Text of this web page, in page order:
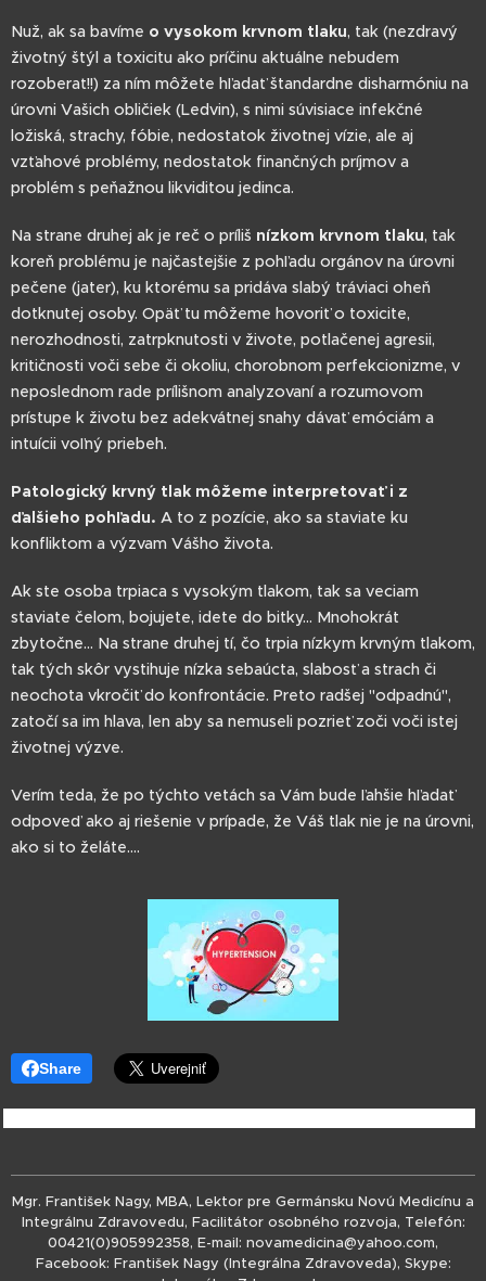
Nuž, ak sa bavíme o vysokom krvnom tlaku, tak (nezdravý
životný štýl a toxicitu ako príčinu aktuálne nebudem
rozoberať!!) za ním môžete hľadať štandardne disharmóniu na
úrovni Vašich obličiek (Ledvin), s nimi súvisiace infekčné
ložiská, strachy, fóbie, nedostatok životnej vízie, ale aj
vzťahové problémy, nedostatok finančných príjmov a
problém s peňažnou likviditou jedinca.
Na strane druhej ak je reč o príliš nízkom krvnom tlaku, tak
koreň problému je najčastejšie z pohľadu orgánov na úrovni
pečene (jater), ku ktorému sa pridáva slabý tráviaci oheň
dotknutej osoby. Opäť tu môžeme hovoriť o toxicite,
nerozhodnosti, zatrpknutosti v živote, potlačenej agresii,
kritičnosti voči sebe či okoliu, chorobnom perfekcionizme, v
neposlednom rade prílišnom analyzovaní a rozumovom
prístupe k životu bez adekvátnej snahy dávať emóciám a
intuícii voľný priebeh.
Patologický krvný tlak môžeme interpretovať i z
ďalšieho pohľadu. A to z pozície, ako sa staviate ku
konfliktom a výzvam Vášho života.
Ak ste osoba trpiaca s vysokým tlakom, tak sa veciam
staviate čelom, bojujete, idete do bitky... Mnohokrát
zbytočne... Na strane druhej tí, čo trpia nízkym krvným tlakom,
tak tých skôr vystihuje nízka sebaúcta, slabosť a strach či
neochota vkročiť do konfrontácie. Preto radšej "odpadnú",
zatočí sa im hlava, len aby sa nemuseli pozrieť zoči voči istej
životnej výzve.
Verím teda, že po týchto vetách sa Vám bude ľahšie hľadať
odpoveď ako aj riešenie v prípade, že Váš tlak nie je na úrovni,
ako si to želáte....
Share
Mgr. František Nagy, MBA, Lektor pre Germánsku Novú Medicínu a
Integrálnu Zdravovedu, Facilitátor osobného rozvoja, Telefón:
00421(0)905992358, E-mail: novamedicina@yahoo.com,
Facebook: František Nagy (Integrálna Zdravoveda), Skype: